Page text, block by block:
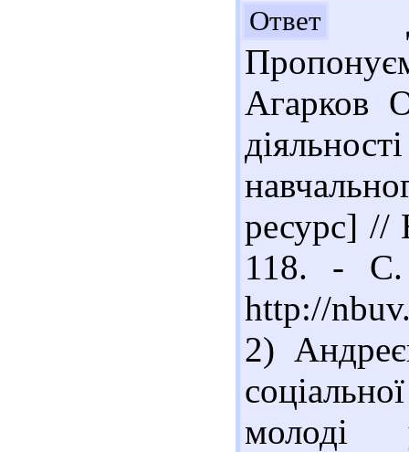
Ответ
Агарков
ресурс] //
118. - С.
http://
2)
молоді